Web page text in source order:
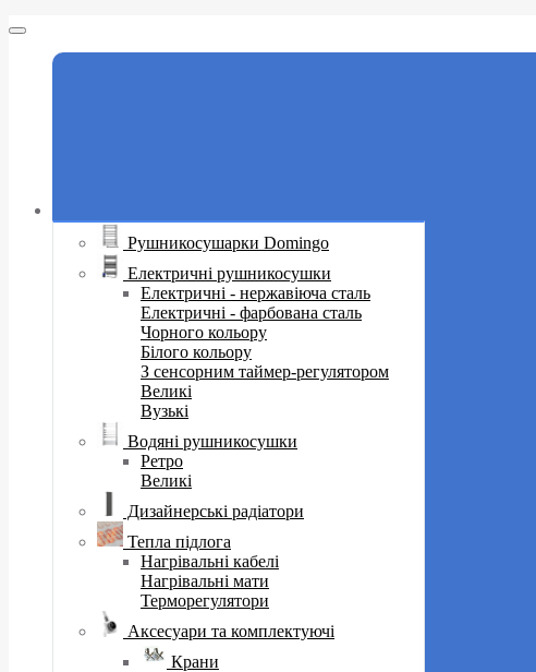
Рушникосушарки Domingo
Електричні рушникосушки
Електричні - нержавіюча сталь
Електричні - фарбована сталь
Чорного кольору
Білого кольору
З сенсорним таймер-регулятором
Великі
Вузькі
Водяні рушникосушки
Ретро
Великі
Дизайнерські радіатори
Тепла підлога
Нагрівальні кабелі
Нагрівальні мати
Терморегулятори
Аксесуари та комплектуючі
Крани